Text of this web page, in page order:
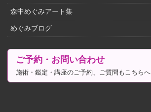
森中めぐみアート集
めぐみブログ
ご予約・お問い合わせ
施術・鑑定・講座のご予約、ご質問もこちらへ